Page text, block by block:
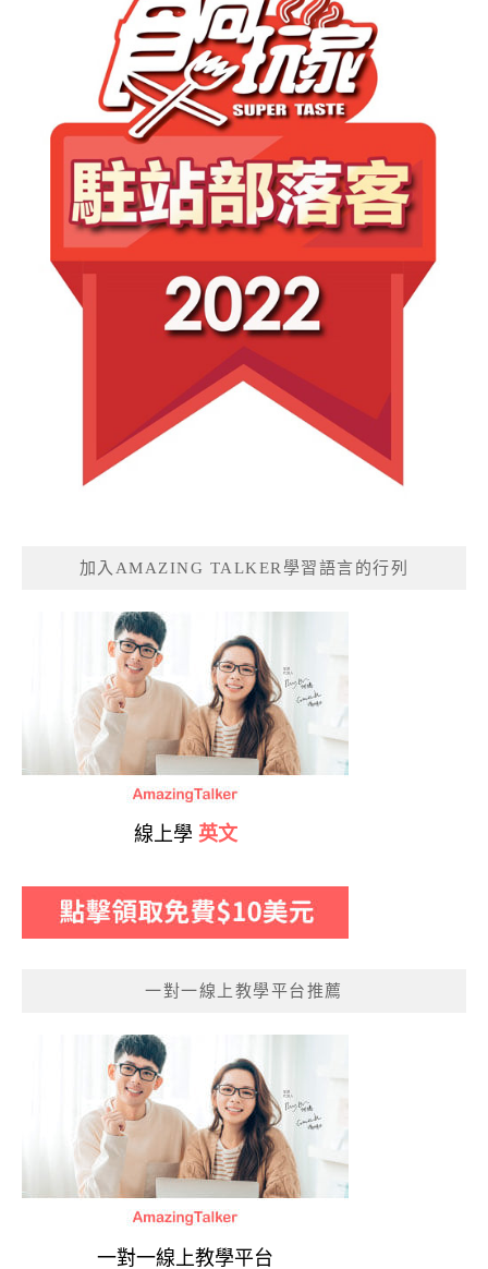
加入AMAZING TALKER學習語言的行列
線上學 英文
一對一線上教學平台推薦
一對一線上教學平台